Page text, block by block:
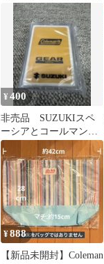
袋 ポーチ 新品、未
開封
¥400
非売品 SUZUKIスペ
ーシアとコールマンの
トランプ
¥888
【新品未開封】Coleman